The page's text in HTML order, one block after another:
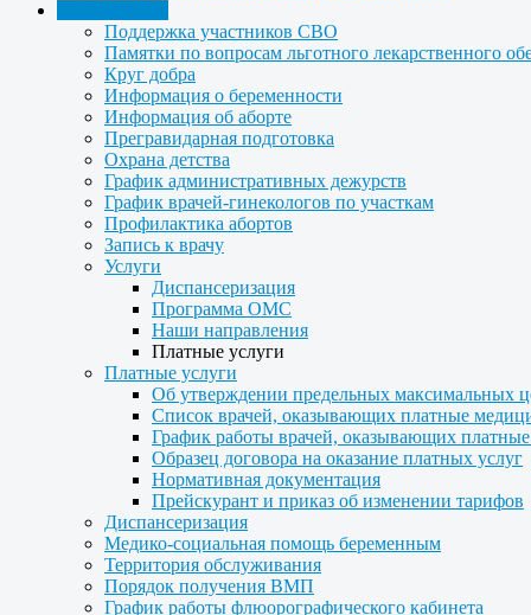
Поддержка участников СВО
Памятки по вопросам льготного лекарственного
Круг добра
Информация о беременности
Информация об аборте
Прегравидарная подготовка
Охрана детства
График административных дежурств
График врачей-гинекологов по участкам
Профилактика абортов
Запись к врачу
Услуги
Диспансеризация
Программа ОМС
Наши направления
Платные услуги
Платные услуги
Об утверждении предельных максимальных
Список врачей, оказывающих платные
График работы врачей, оказывающих
Образец договора на оказание платных услуг
Нормативная документация
Прейскурант и приказ об изменении тарифов
Диспансеризация
Медико-социальная помощь беременным
Территория обслуживания
Порядок получения ВМП
График работы флюорографического кабинета